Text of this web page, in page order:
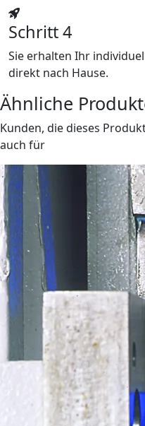
Schritt 4
Sie erhalten Ihr
direkt nach Hause.
Ähnliche
Kunden, die dieses
auch für